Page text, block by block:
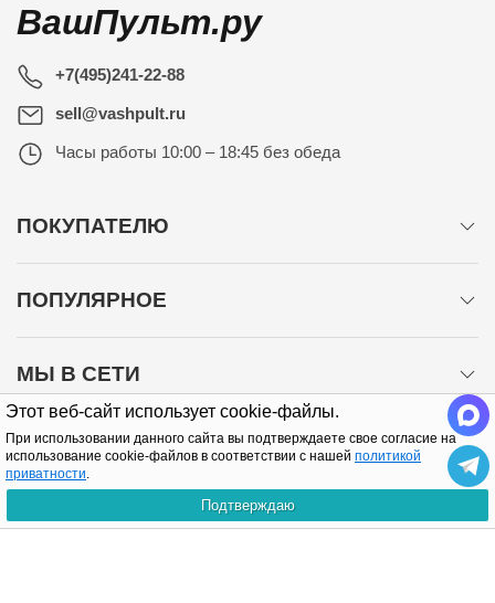
Этот веб-сайт использует cookie-файлы.
При использовании данного сайта вы подтверждаете свое согласие на
использование cookie-файлов в соответствии с нашей политикой
приватности.
Подтверждаю
ВашПульт.ру
+7(495)241-22-88
sell@vashpult.ru
Часы работы 10:00 – 18:45 без обеда
ПОКУПАТЕЛЮ
ПОПУЛЯРНОЕ
МЫ В СЕТИ